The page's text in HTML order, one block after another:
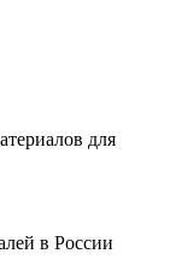
для
в России